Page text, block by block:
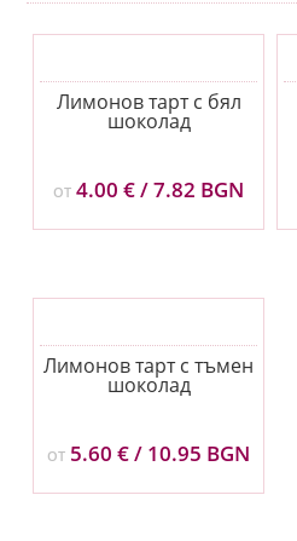
Лимонов тарт с бял
шоколад
ОТ 4.00€/ 7.82 BGN
Лимонов тарт с тъмен
шоколад
ОТ 5.60€/ 10.95 BGN